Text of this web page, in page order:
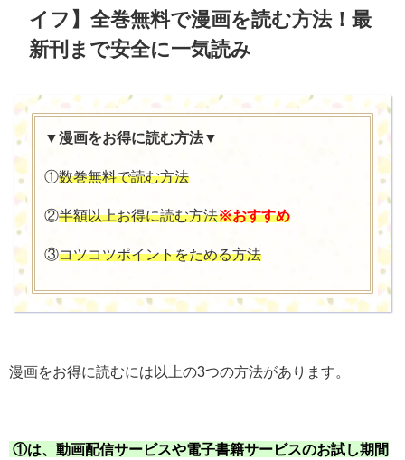
イフ 】全巻無料で漫画を読む方法！最
新刊まで安全に一気読み
▼漫画をお得に読む方法▼
①数巻無料で読む方法
②半額以上お得に読む方法※おすすめ
③コツコツポイントをためる方法
漫画をお得に読むには以上の3つの方法があります。
①は、動画配信サービスや電子書籍サービスのお試し期間